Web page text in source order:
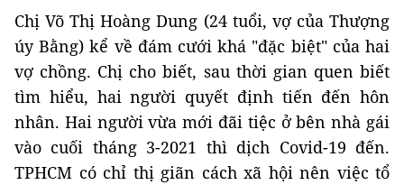
Chị Võ Thị Hoàng Dung (24 tuổi, vợ của Thượng
úy Bằng) kể về đám cưới khá "đặc biệt" của hai
vợ chồng. Chị cho biết, sau thời gian quen biết
tìm hiểu, hai người quyết định tiến đến hôn
nhân. Hai người vừa mới đãi tiệc ở bên nhà gái
vào cuối tháng 3-2021 thì dịch Covid-19 đến.
TPHCM có chỉ thị giãn cách xã hội nên việc tổ